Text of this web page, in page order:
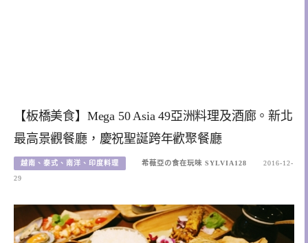
【板橋美食】Mega 50 Asia 49亞洲料理及酒廊。新北
最高景觀餐廳，慶祝聖誕跨年歡聚餐廳
越南、泰式、南洋、印度料理 希薇亞の食在玩味 SYLVIA128
2016-12-
29